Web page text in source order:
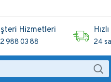
Hizmetleri
988 03 88 24